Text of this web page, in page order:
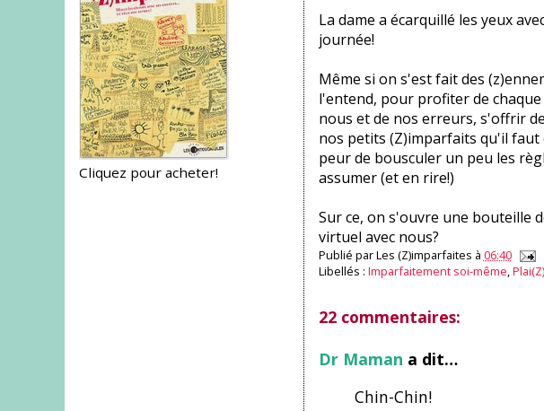
Cliquez pour acheter!
La dame a écarquillé les yeux
journée!
Même si on s'est fait des
l'entend, pour profiter de
nous et de nos erreurs, s'offrir
nos petits (Z)imparfaits qu'il
peur de bousculer un peu les
assumer (et en rire!)
Sur ce, on s'ouvre une bouteille
virtuel avec nous?
Publié parLes (Z)imparfaites à 06:40
Libellés : Imparfaitement soi-même,
22 commentaires:
Dr Maman a dit…
Chin-Chin!